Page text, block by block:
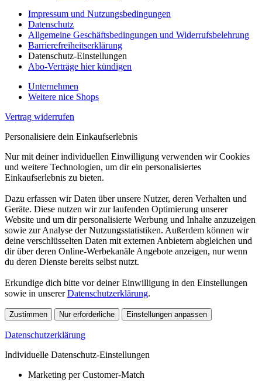
Impressum und Nutzungsbedingungen
Datenschutz
Allgemeine Geschäftsbedingungen und Widerrufsbelehrung
Barrierefreiheitserklärung
Datenschutz-Einstellungen
Abo-Verträge hier kündigen
Unternehmen
Weitere nice Shops
Vertrag widerrufen
Personalisiere dein Einkaufserlebnis
Nur mit deiner individuellen Einwilligung verwenden wir Cookies
und weitere Technologien, um dir ein personalisiertes
Einkaufserlebnis zu bieten.
Dazu erfassen wir Daten über unsere Nutzer, deren Verhalten und
Geräte. Diese nutzen wir zur laufenden Optimierung unserer
Website und um dir personalisierte Werbung und Inhalte anzuzeigen
sowie zur Analyse der Nutzungsstatistiken. Außerdem können wir
deine verschlüsselten Daten mit externen Anbietern abgleichen und
dir über deren Online-Werbekanäle Angebote anzeigen, nur wenn
du deren Dienste bereits selbst nutzt.
Erkundige dich bitte vor deiner Einwilligung in den Einstellungen
sowie in unsererDatenschutzerklärung.
Zustimmen Nur erforderliche Einstellungen anpassen
Datenschutzerklärung
Individuelle Datenschutz-Einstellungen
Marketing per Customer-Match